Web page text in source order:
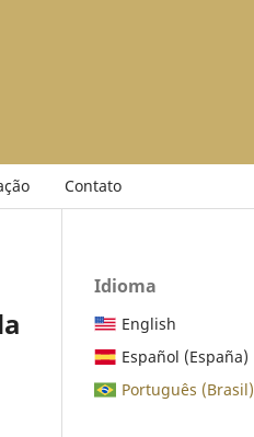
Contato
Idioma
English
Español (España)
Português (Brasil)